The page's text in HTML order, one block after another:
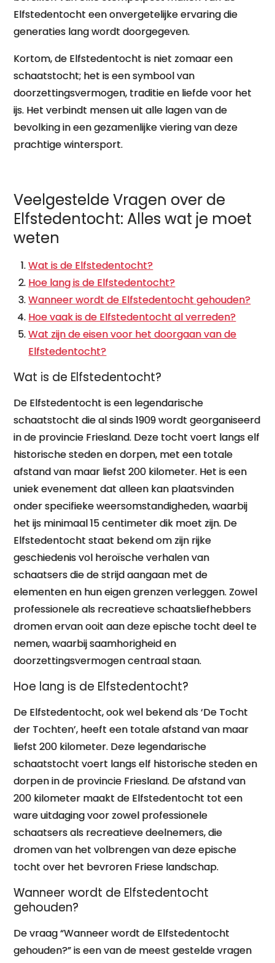
Elfstedentocht een onvergetelijke ervaring die
generaties lang wordt doorgegeven.
Kortom, de Elfstedentocht is niet zomaar een
schaatstocht; het is een symbool van
doorzettingsvermogen, traditie en liefde voor het
ijs. Het verbindt mensen uit alle lagen van de
bevolking in een gezamenlijke viering van deze
prachtige wintersport.
Veelgestelde Vragen over de
Elfstedentocht: Alles wat je moet
weten
Wat is de Elfstedentocht?
Hoe lang is de Elfstedentocht?
Wanneer wordt de Elfstedentocht gehouden?
Hoe vaak is de Elfstedentocht al verreden?
Wat zijn de eisen voor het doorgaan van de
Elfstedentocht?
Wat is de Elfstedentocht?
De Elfstedentocht is een legendarische
schaatstocht die al sinds 1909 wordt georganiseerd
in de provincie Friesland. Deze tocht voert langs elf
historische steden en dorpen, met een totale
afstand van maar liefst 200 kilometer. Het is een
uniek evenement dat alleen kan plaatsvinden
onder specifieke weersomstandigheden, waarbij
het ijs minimaal 15 centimeter dik moet zijn. De
Elfstedentocht staat bekend om zijn rijke
geschiedenis vol heroïsche verhalen van
schaatsers die de strijd aangaan met de
elementen en hun eigen grenzen verleggen. Zowel
professionele als recreatieve schaatsliefhebbers
dromen ervan ooit aan deze epische tocht deel te
nemen, waarbij saamhorigheid en
doorzettingsvermogen centraal staan.
Hoe lang is de Elfstedentocht?
De Elfstedentocht, ook wel bekend als ‘De Tocht
der Tochten’, heeft een totale afstand van maar
liefst 200 kilometer. Deze legendarische
schaatstocht voert langs elf historische steden en
dorpen in de provincie Friesland. De afstand van
200 kilometer maakt de Elfstedentocht tot een
ware uitdaging voor zowel professionele
schaatsers als recreatieve deelnemers, die
dromen van het volbrengen van deze epische
tocht over het bevroren Friese landschap.
Wanneer wordt de Elfstedentocht
gehouden?
De vraag “Wanneer wordt de Elfstedentocht
gehouden?” is een van de meest gestelde vragen